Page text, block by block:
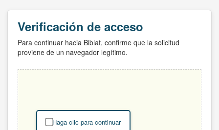
Verificación de acceso
Para continuar hacia Biblat, confirme que la solicitud
proviene de un navegador legítimo.
Haga clic para continuar